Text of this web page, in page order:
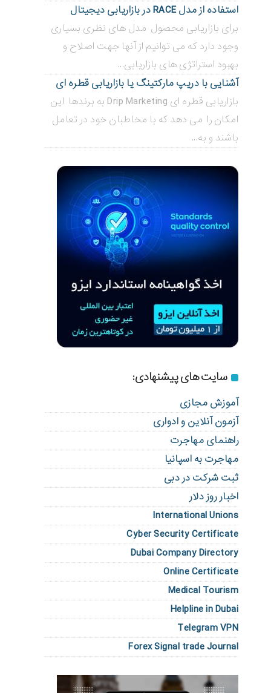
استفاده از مدل RACE در بازاریابی دیجیتال
برای بازاریابی محصول مدل های نظری بسیاری
وجود دارد که می توانیم از آنها جهت اصلاح و
بهبود استراتژی های بازاریابی...
آشنایی با دریپ مارکتینگ یا بازاریابی قطره ای
بازاریابی قطره ای Drip Marketing به برندها این
امکان را می دهد که با مخاطبان خود در تعامل
باشند و به...
سایت های پیشنهادی:
آموزش مجازی
آزمون آنلاین و ادواری
راهنمای مهاجرت
مهاجرت به اسپانیا
ثبت شرکت در دبی
اخبار روز دلار
International Unions
Cyber Security Certificate
Dubai Company Directory
Online Certificate
Medical Tourism
Helpline in Dubai
Telegram VPN
Forex Signal trade Journal